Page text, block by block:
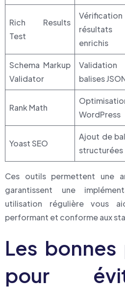
Rich Results
Test
résultats
enrichis
Schema Markup
Validator
Validation
balises
Rank Math
WordPress
Yoast SEO
Ajout de
structurées
Ces outils permettent une
garantissent une
utilisation régulière vous
performant et conforme aux
Les
pour